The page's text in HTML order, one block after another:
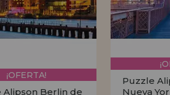
¡OFERTA!
Alipson Berlin de
Puzzle
Nueva